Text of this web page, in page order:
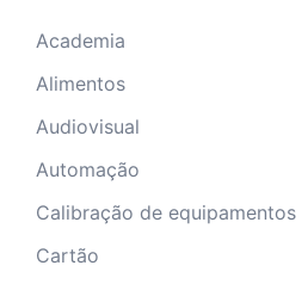
Academia
Alimentos
Audiovisual
Automação
Calibração de equipamentos
Cartão